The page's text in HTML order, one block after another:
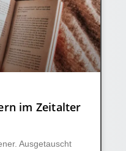
im Zeitalter
Ausgetauscht